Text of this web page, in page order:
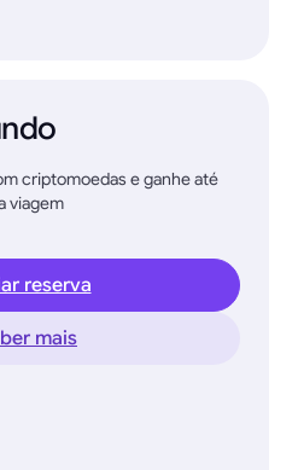
criptomoedas e ganhe até
viagem
reserva
mais